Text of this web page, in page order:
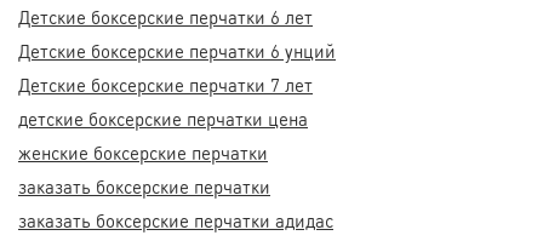
Детские боксерские перчатки 6 лет
Детские боксерские перчатки 6 унций
Детские боксерские перчатки 7 лет
детские боксерские перчатки цена
женские боксерские перчатки
заказать боксерские перчатки
заказать боксерские перчатки адидас